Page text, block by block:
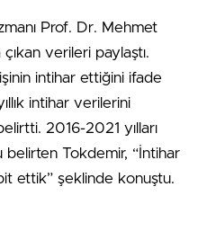
Prof. Dr. Mehmet
verileri paylaştı.
intihar ettiğini ifade
intihar verilerini
2016-2021 yılları
belirten Tokdemir, “İntihar
ettik” şeklinde konuştu.